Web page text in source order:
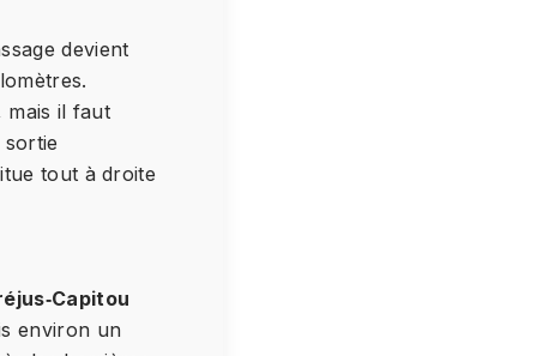
devient
mais il faut
tout à droite
environ un